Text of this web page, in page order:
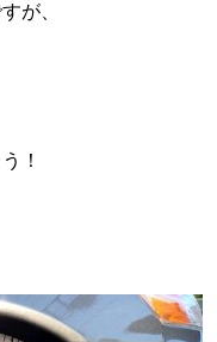
が、
！